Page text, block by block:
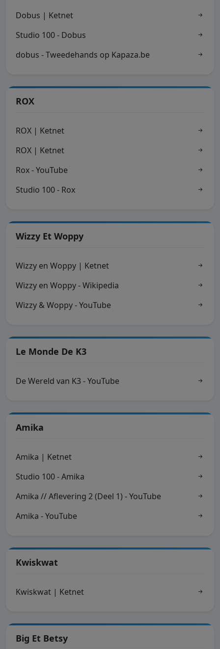
Dobus | Ketnet
Studio 100 - Dobus
dobus - Tweedehands op Kapaza.be
ROX
ROX | Ketnet
ROX | Ketnet
Rox - YouTube
Studio 100 - Rox
Wizzy Et Woppy
Wizzy en Woppy | Ketnet
Wizzy en Woppy - Wikipedia
Wizzy & Woppy - YouTube
Le Monde De K3
De Wereld van K3 - YouTube
Amika
Amika | Ketnet
Studio 100 - Amika
Amika // Aflevering 2 (Deel 1) - YouTube
Amika - YouTube
Kwiskwat
Kwiskwat | Ketnet
Big Et Betsy